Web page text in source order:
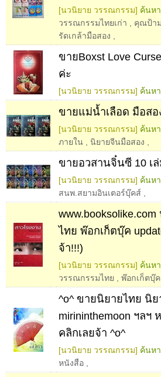
[นวนิยาย วรรณกรรม] ค้นห
วรรณกรรมไทยเก่า
คุณป้า
รัดเกล้ามือสอง
ขายBoxst Love
ค่ะ
[นวนิยาย วรรณกรรม] ค้นห
ขายแม่น้ำเลือด มือส
[นวนิยาย วรรณกรรม] ค้นห
ภายใน
นิยายจีนมือสอง
ขายอวสานจิ๋นซี 10 เ
[นวนิยาย วรรณกรรม] ค้นห
สนพ.สยามอินเตอร์บุ๊คส์
ไทย พ๊อกเก็ตบุ๊ค
จ้า!!!)
[นวนิยาย วรรณกรรม] ค้นห
วรรณกรรมไทย
พ๊อกเก็ตบุ๊ค
^o^ ขายนิยายไทย นิ
mirininthemoon ฯลฯ
คลิกเลยจ้า ^o^
[นวนิยาย วรรณกรรม] ค้นห
หนังสือ